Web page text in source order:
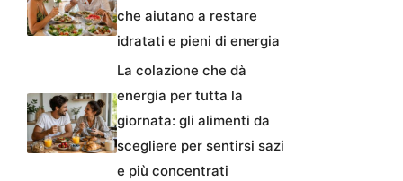
che aiutano a restare
idratati e pieni di energia
La colazione che dà
energia per tutta la
giornata: gli alimenti da
scegliere per sentirsi sazi
e più concentrati